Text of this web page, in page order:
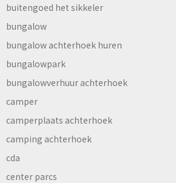
buitengoed het sikkeler
bungalow
bungalow achterhoek huren
bungalowpark
bungalowverhuur achterhoek
camper
camperplaats achterhoek
camping achterhoek
cda
center parcs